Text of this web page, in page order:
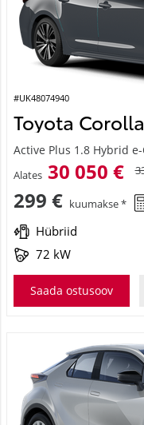
#UK48074940
Toyota
Active Plus 1.8 Hybrid
Alates 30 050 €
299 € kuumakse *
Hübriid
72 kW
Saada ostusoov